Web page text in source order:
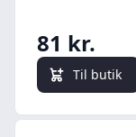
81 kr.
Til butik